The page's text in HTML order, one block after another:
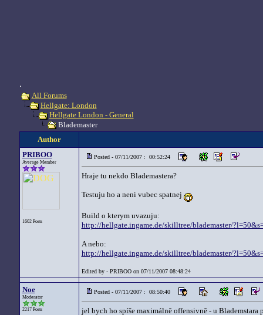
.
All Forums
Hellgate: London
Hellgate London - General
Blademaster
Author
PRIBOO
Average Member
1602 Posts
Posted - 07/11/2007 : 00:52:24
Hraje tu nekdo Blademastera?
Testuju ho a neni vubec spatnej
Build o kterym uvazuju:
http://hellgate.ingame.de/skilltree/blademaster/
A nebo:
http://hellgate.ingame.de/skilltree/blademaster/
Edited by - PRIBOO on 07/11/2007 08:48:24
Noe
Moderator
2217 Posts
Posted - 07/11/2007 : 08:50:40
jel bych ho spíše maximálně offensivně - u Blademstara